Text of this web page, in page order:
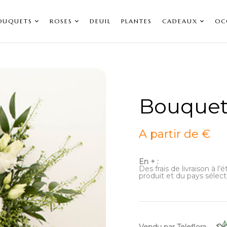
ROSES DEUIL PLANTES CADEAUX
A partir de €
En + :
Des frais de livraison à
produit et du pays